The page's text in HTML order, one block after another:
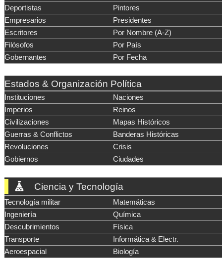
Deportistas
Pintores
Empresarios
Presidentes
Escritores
Por Nombre (A-Z)
Filósofos
Por País
Gobernantes
Por Fecha
Estados & Organización Política
Instituciones
Naciones
Imperios
Reinos
Civilizaciones
Mapas Históricos
Guerras & Conflictos
Banderas Históricas
Revoluciones
Crisis
Gobiernos
Ciudades
Ciencia y Tecnología
Tecnología militar
Matemáticas
Ingeniería
Química
Descubrimientos
Física
Transporte
Informática & Electr.
Aeroespacial
Biología